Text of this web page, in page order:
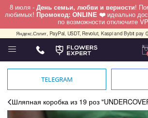
8 июля - День семьи, любви и верности!
любимых! Промокод: ONLINE ❤️ идеально
по возможности отключите
PayPal, USDT, Revolut, Kaspi and Bybit pay 😊 Accept
Телефон
+7 (812) 425 36 05
Санкт-Петербург,
TELEGRAM
Шляпная коробка из 19 роз